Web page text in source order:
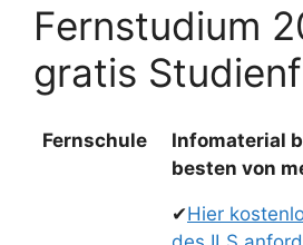
Fernstudium
gratis
Fernschule
Infomaterial
besten von
✔Hier